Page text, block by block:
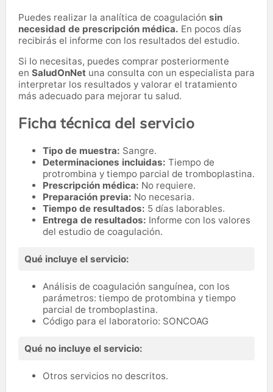
Puedes realizar la analítica de coagulación sin
necesidad de prescripción médica. En pocos días
recibirás el informe con los resultados del estudio.
Si lo necesitas, puedes comprar posteriormente
en SaludOnNet una consulta con un especialista para
interpretar los resultados y valorar el tratamiento
más adecuado para mejorar tu salud.
Ficha técnica del servicio
Tipo de muestra: Sangre.
Determinaciones incluidas: Tiempo de
protrombina y tiempo parcial de tromboplastina.
Prescripción médica: No requiere.
Preparación previa: No necesaria.
Tiempo de resultados: 5 días laborables.
Entrega de resultados: Informe con los valores
del estudio de coagulación.
Qué incluye el servicio:
Análisis de coagulación sanguínea, con los
parámetros: tiempo de protombina y tiempo
parcial de tromboplastina.
Código para el laboratorio: SONCOAG
Qué no incluye el servicio:
Otros servicios no descritos.